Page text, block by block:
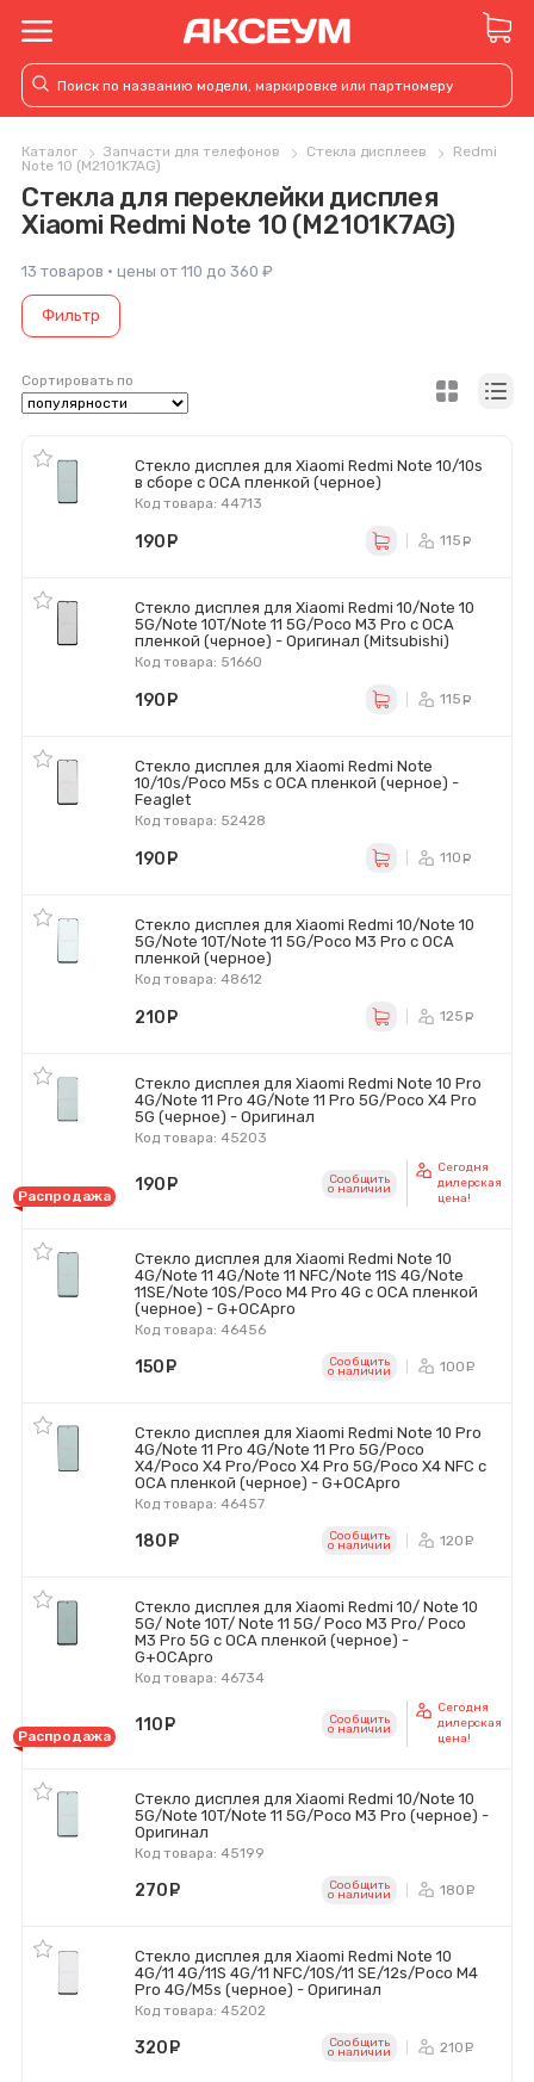
Каталог Запчасти для телефонов Стекла дисплеев
Redmi
Note 10 (M2101K7AG)
Стекла для переклейки дисплея
Xiaomi Redmi Note 10 (M2101K7AG)
13 товаров · цены от 110 до 360 ₽
Фильтр
Сортировать по
Стекло дисплея для Xiaomi Redmi Note 10/10s
в сборе с OCA пленкой (черное)
Код товара: 44713
190 115
Стекло дисплея для Xiaomi Redmi 10/Note 10
5G/Note 10T/Note 11 5G/Poco M3 Pro с OCA
пленкой (черное) - Оригинал (Mitsubishi)
Код товара: 51660
190 115
Стекло дисплея для Xiaomi Redmi Note
10/10s/Poco M5s с OCA пленкой (черное) -
Feaglet
Код товара: 52428
190 110
Стекло дисплея для Xiaomi Redmi 10/Note 10
5G/Note 10T/Note 11 5G/Poco M3 Pro с OCA
пленкой (черное)
Код товара: 48612
210 125
Стекло дисплея для Xiaomi Redmi Note 10 Pro
4G/Note 11 Pro 4G/Note 11 Pro 5G/Poco X4 Pro
5G (черное) - Оригинал
Код товара: 45203
Распродажа
190 Сообщить
o наличии
Сегодня
дилерская
цена!
Стекло дисплея для Xiaomi Redmi Note 10
4G/Note 11 4G/Note 11 NFC/Note 11S 4G/Note
11SE/Note 10S/Poco M4 Pro 4G с OCA пленкой
(черное) - G+OCApro
Код товара: 46456
150 Сообщить
o наличии 100
Стекло дисплея для Xiaomi Redmi Note 10 Pro
4G/Note 11 Pro 4G/Note 11 Pro 5G/Poco
X4/Poco X4 Pro/Poco X4 Pro 5G/Poco X4 NFC с
OCA пленкой (черное) - G+OCApro
Код товара: 46457
180 Сообщить
o наличии 120
Стекло дисплея для Xiaomi Redmi 10/ Note 10
5G/ Note 10T/ Note 11 5G/ Poco M3 Pro/ Poco
M3 Pro 5G с OCA пленкой (черное) -
G+OCApro
Код товара: 46734
Распродажа
110 Сообщить
o наличии
Сегодня
дилерская
цена!
Стекло дисплея для Xiaomi Redmi 10/Note 10
5G/Note 10T/Note 11 5G/Poco M3 Pro (черное) -
Оригинал
Код товара: 45199
270 Сообщить
o наличии 180
Стекло дисплея для Xiaomi Redmi Note 10
4G/11 4G/11S 4G/11 NFC/10S/11 SE/12s/Poco M4
Pro 4G/M5s (черное) - Оригинал
Код товара: 45202
320 Сообщить
o наличии 210